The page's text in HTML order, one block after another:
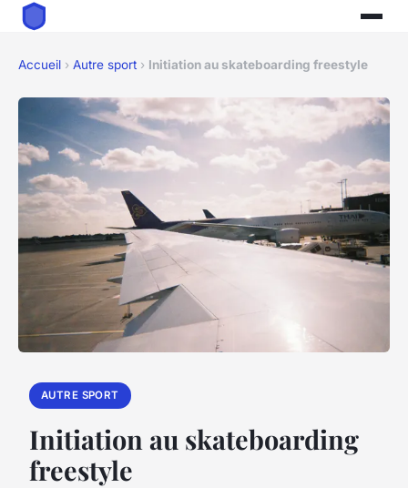
Accueil › Autre sport › Initiation au skateboarding freestyle
AUTRE SPORT
Initiation au skateboarding
freestyle